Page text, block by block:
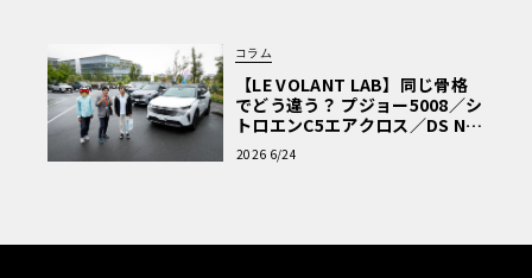
コラム
【LE VOLANT LAB】同じ骨格
でどう違う？ プジョー5008／シ
トロエンC5エアクロス／DS Nº4
読者一気乗りレポート
2026 6/24